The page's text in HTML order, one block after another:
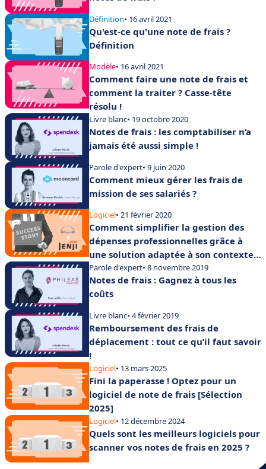
Définition• 16 avril 2021
Qu'est-ce qu'une note de frais ?
Définition
Modèle• 16 avril 2021
Comment faire une note de frais et
comment la traiter ? Casse-tête
résolu !
Livre blanc• 19 octobre 2020
Notes de frais : les comptabiliser n’a
jamais été aussi simple !
Parole d'expert• 9 juin 2020
Comment mieux gérer les frais de
mission de ses salariés ?
Logiciel• 21 février 2020
Comment simplifier la gestion des
dépenses professionnelles grâce à
une solution adaptée à son contexte
entreprise ?
Parole d'expert• 8 novembre 2019
Notes de frais : Gagnez à tous les
coûts
Livre blanc• 4 février 2019
Remboursement des frais de
déplacement : tout ce qu’il faut savoir
!
Logiciel• 13 mars 2025
Fini la paperasse ! Optez pour un
logiciel de note de frais [Sélection
2025]
Logiciel• 12 décembre 2024
Quels sont les meilleurs logiciels pour
scanner vos notes de frais en 2025 ?